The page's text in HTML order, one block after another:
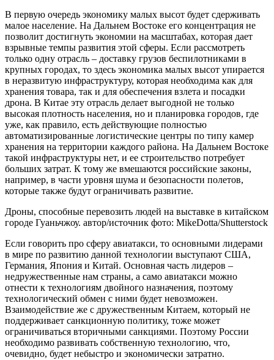
В первую очередь экономику малых высот будет сдерживать
малое население. На Дальнем Востоке его концентрация не
позволит достигнуть экономии на масштабах, которая дает
взрывные темпы развития этой сферы. Если рассмотреть
только одну отрасль – доставку грузов беспилотниками в
крупных городах, то здесь экономика малых высот упирается
в неразвитую инфраструктуру, которая необходима как для
хранения товара, так и для обеспечения взлета и посадки
дрона. В Китае эту отрасль делает выгодной не только
высокая плотность населения, но и планировка городов, где
уже, как правило, есть действующие полностью
автоматизированные логистические центры по типу камер
хранения на территории каждого района. На Дальнем Востоке
такой инфраструктуры нет, и ее строительство потребует
больших затрат. К тому же вмешаются российские законы,
например, в части уровня шума и безопасности полетов,
которые также будут ограничивать развитие.
Дроны, способные перевозить людей на выставке в китайском
городе Гуаньчжоу. автор/источник фото: MikeDotta/Shutterstock
Если говорить про сферу авиатакси, то основными лидерами
в мире по развитию данной технологии выступают США,
Германия, Япония и Китай. Основная часть лидеров –
недружественные нам страны, а само авиатакси можно
отнести к технологиям двойного назначения, поэтому
технологический обмен с ними будет невозможен.
Взаимодействие же с дружественным Китаем, который не
поддерживает санкционную политику, тоже может
ограничиваться вторичными санкциями. Поэтому России
необходимо развивать собственную технологию, что,
очевидно, будет небыстро и экономически затратно.